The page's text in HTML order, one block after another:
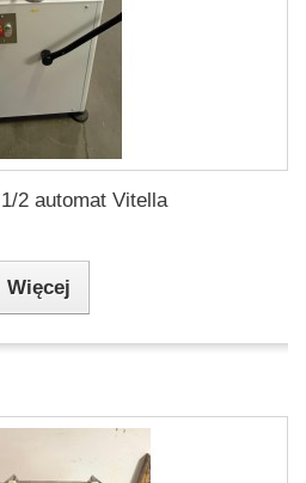
2 automat Vitella
Więcej